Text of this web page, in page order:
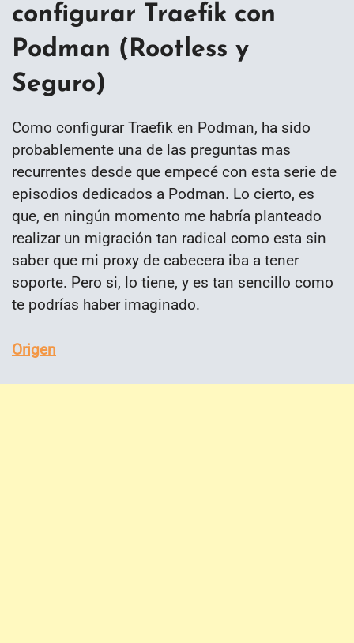
configurar Traefik con
Podman (Rootless y
Seguro)
Como configurar Traefik en Podman, ha sido
probablemente una de las preguntas mas
recurrentes desde que empecé con esta serie de
episodios dedicados a Podman. Lo cierto, es
que, en ningún momento me habría planteado
realizar un migración tan radical como esta sin
saber que mi proxy de cabecera iba a tener
soporte. Pero si, lo tiene, y es tan sencillo como
te podrías haber imaginado.
Origen